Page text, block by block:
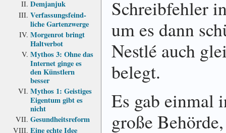
Demjanjuk
Verfassungs­feind­
liche Garten­zwerge
Morgenrot bringt
Haltverbot
Mythos 3: Ohne das
Internet ginge es
den Künstlern
besser
Mythos 1: Geistiges
Eigentum gibt es
nicht
Gesundheits­reform
Eine echte Idee
Schreibfehler
um es dann
Nestlé auch
belegt.
Es gab einmal
große